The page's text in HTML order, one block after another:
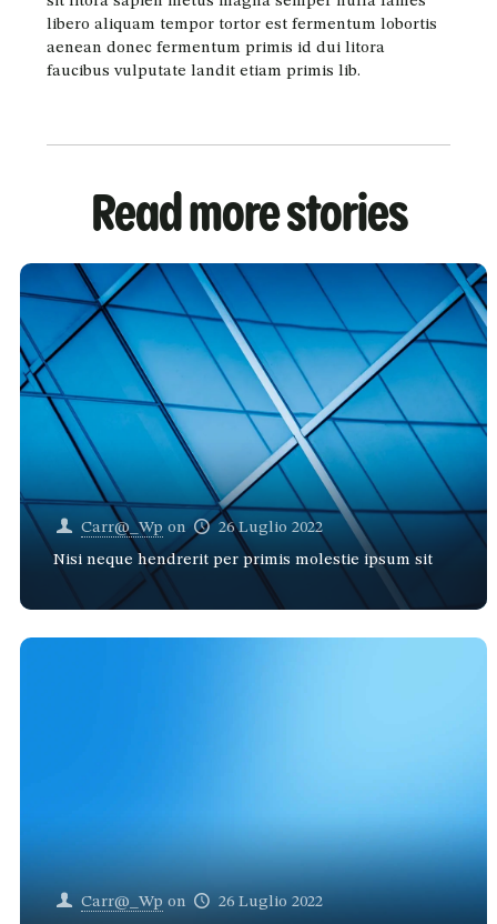
libero aliquam tempor tortor est fermentum lobortis
aenean donec fermentum primis id dui litora
faucibus vulputate landit etiam primis lib.
Read more stories
Carr@_Wp on
26 Luglio 2022
Nisi neque hendrerit per primis molestie ipsum sit
Carr@_Wp on
26 Luglio 2022